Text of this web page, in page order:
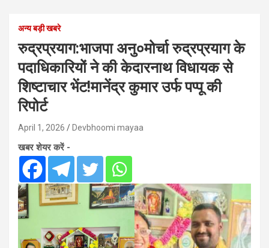
अन्य बड़ी खबरे
रुद्रप्रयाग:भाजपा अनु०मोर्चा रुद्रप्रयाग के
पदाधिकारियों ने की केदारनाथ विधायक से
शिष्टाचार भेंट!मानेंद्र कुमार उर्फ पप्पू की
रिपोर्ट
April 1, 2026 Devbhoomi mayaa
खबर शेयर करें -